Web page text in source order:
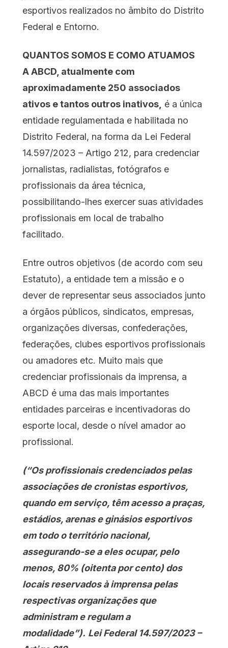
esportivos realizados no âmbito do Distrito
Federal e Entorno.
QUANTOS SOMOS E COMO ATUAMOS
A ABCD, atualmente com
aproximadamente 250 associados
ativos e tantos outros inativos, é a única
entidade regulamentada e habilitada no
Distrito Federal, na forma da Lei Federal
14.597/2023 – Artigo 212, para credenciar
jornalistas, radialistas, fotógrafos e
profissionais da área técnica,
possibilitando-lhes exercer suas atividades
profissionais em local de trabalho
facilitado.
Entre outros objetivos (de acordo com seu
Estatuto), a entidade tem a missão e o
dever de representar seus associados junto
a órgãos públicos, sindicatos, empresas,
organizações diversas, confederações,
federações, clubes esportivos profissionais
ou amadores etc. Muito mais que
credenciar profissionais da imprensa, a
ABCD é uma das mais importantes
entidades parceiras e incentivadoras do
esporte local, desde o nível amador ao
profissional.
(“Os profissionais credenciados pelas
associações de cronistas esportivos,
quando em serviço, têm acesso a praças,
estádios, arenas e ginásios esportivos
em todo o território nacional,
assegurando-se a eles ocupar, pelo
menos, 80% (oitenta por cento) dos
locais reservados à imprensa pelas
respectivas organizações que
administram e regulam a
modalidade”). Lei Federal 14.597/2023 –